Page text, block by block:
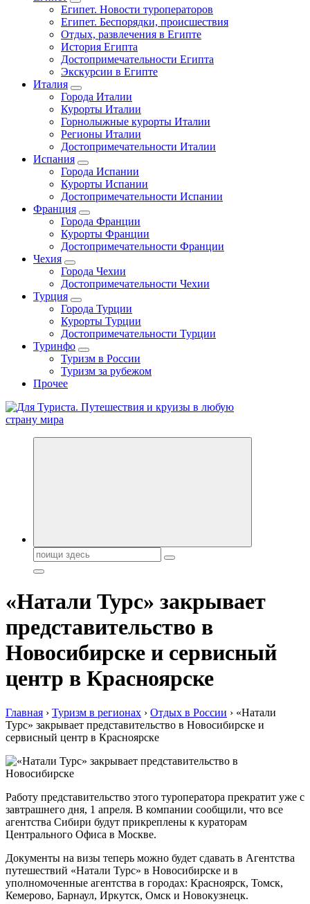
Египет. Новости туроператоров
Египет. Беспорядки, происшествия
Отдых, развлечения в Египте
История Египта
Достопримечательности Египта
Экскурсии в Египте
Италия
Города Италии
Курорты Италии
Горнолыжные курорты Италии
Регионы Италии
Достопримечательности Италии
Испания
Города Испании
Курорты Испании
Достопримечательности Испании
Франция
Города Франции
Курорты Франции
Достопримечательности Франции
Чехия
Города Чехии
Достопримечательности Чехии
Турция
Города Турции
Курорты Турции
Достопримечательности Турции
Туринфо
Туризм в России
Туризм за рубежом
Прочее
Новости туризма, куда поехать на отдых, где провести отпуск.
Поиск:
«Натали Турс» закрывает
представительство в
Новосибирске и сервисный
центр в Красноярске
Главная › Туризм в регионах › Отдых в России › «Натали
Турс» закрывает представительство в Новосибирске и
сервисный центр в Красноярске
Работу представительство этого туроператора прекратит уже с
завтрашнего дня, 1 апреля. В компании сообщили, что все
агентства Сибири будут прикреплены к кураторам
Центрального Офиса в Москве.
Документы на визы теперь можно будет сдавать в Агентства
путешествий «Натали Турс» в Новосибирске и в
уполномоченные агентства в городах: Красноярск, Томск,
Кемерово, Барнаул, Иркутск, Омск и Новокузнецк.